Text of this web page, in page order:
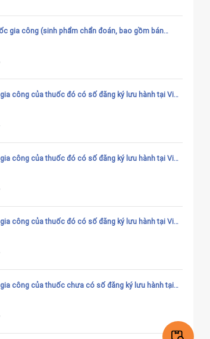
gia công (sinh phẩm chẩn đoán, bao gồm bán
công của thuốc đó có số đăng ký lưu hành tại Việt
công của thuốc đó có số đăng ký lưu hành tại Việt
công của thuốc đó có số đăng ký lưu hành tại Việt
công của thuốc chưa có số đăng ký lưu hành tại